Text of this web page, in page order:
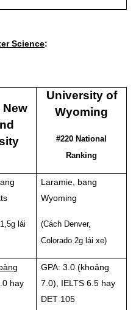
Science:
New
University of
Wyoming
#220 National
Ranking
lái
Laramie, bang
Wyoming
(Cách Denver,
Colorado 2g lái xe)
hay
GPA: 3.0 (khoảng
7.0), IELTS 6.5 hay
DET 105